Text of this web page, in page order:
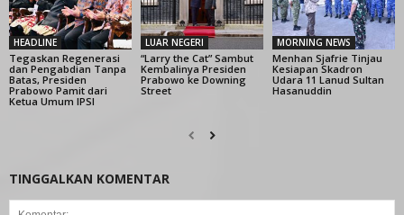
HEADLINE
Tegaskan Regenerasi
dan Pengabdian Tanpa
Batas, Presiden
Prabowo Pamit dari
Ketua Umum IPSI
LUAR NEGERI
“Larry the Cat” Sambut
Kembalinya Presiden
Prabowo ke Downing
Street
MORNING NEWS
Menhan Sjafrie Tinjau
Kesiapan Skadron
Udara 11 Lanud Sultan
Hasanuddin
TINGGALKAN KOMENTAR